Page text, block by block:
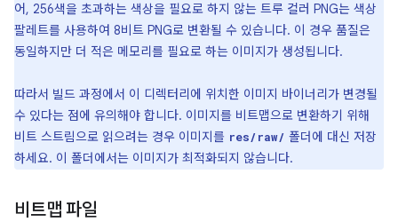
어, 256색을 초과하는 색상을 필요로 하지 않는 트루 컬러 PNG는 색상
팔레트를 사용하여 8비트 PNG로 변환될 수 있습니다. 이 경우 품질은
동일하지만 더 적은 메모리를 필요로 하는 이미지가 생성됩니다.
따라서 빌드 과정에서 이 디렉터리에 위치한 이미지 바이너리가 변경될
수 있다는 점에 유의해야 합니다. 이미지를 비트맵으로 변환하기 위해
비트 스트림으로 읽으려는 경우 이미지를 res/raw/ 폴더에 대신 저장
하세요. 이 폴더에서는 이미지가 최적화되지 않습니다.
비트맵 파일